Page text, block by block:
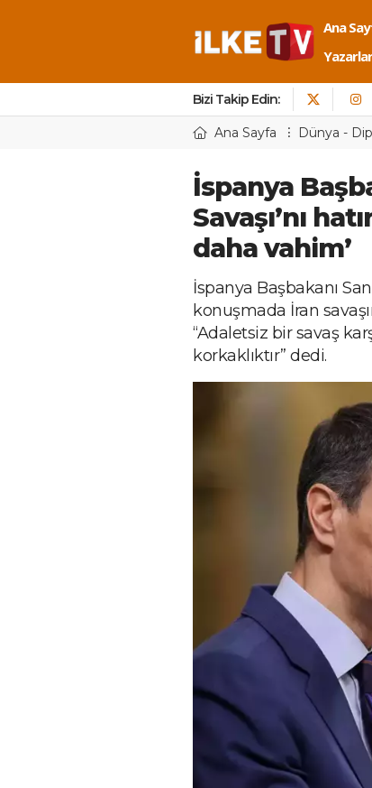
Ana
Yazarlar
Bizi Takip Edin:
Ana Sayfa Dünya -
İspanya
Savaşı’nı
daha vahim’
İspanya Başbakanı
konuşmada İran
“Adaletsiz bir savaş
korkaklıktır” dedi.